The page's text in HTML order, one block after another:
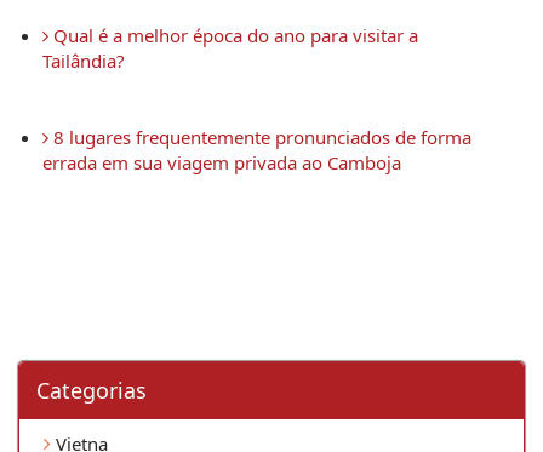
Qual é a melhor época do ano para visitar a
Tailândia?
8 lugares frequentemente pronunciados de forma
errada em sua viagem privada ao Camboja
Categorias
Vietna